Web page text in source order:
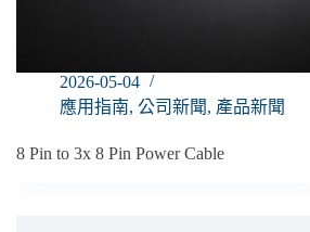
2026-05-04
應用指南,公司新聞, 產品新聞
8 Pin to 3x 8 Pin Power Cable